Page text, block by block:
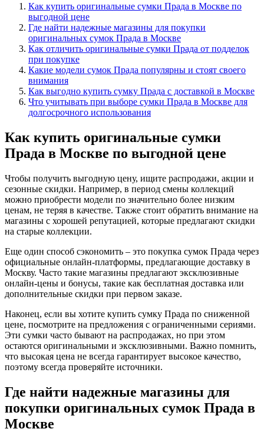
Как купить оригинальные сумки Прада в Москве по
выгодной цене
Где найти надежные магазины для покупки
оригинальных сумок Прада в Москве
Как отличить оригинальные сумки Прада от подделок
при покупке
Какие модели сумок Прада популярны и стоят своего
внимания
Как выгодно купить сумку Прада с доставкой в Москве
Что учитывать при выборе сумки Прада в Москве для
долгосрочного использования
Как купить оригинальные сумки
Прада в Москве по выгодной цене
Чтобы получить выгодную цену, ищите распродажи, акции и
сезонные скидки. Например, в период смены коллекций
можно приобрести модели по значительно более низким
ценам, не теряя в качестве. Также стоит обратить внимание на
магазины с хорошей репутацией, которые предлагают скидки
на старые коллекции.
Еще один способ сэкономить – это покупка сумок Прада через
официальные онлайн-платформы, предлагающие доставку в
Москву. Часто такие магазины предлагают эксклюзивные
онлайн-цены и бонусы, такие как бесплатная доставка или
дополнительные скидки при первом заказе.
Наконец, если вы хотите купить сумку Прада по сниженной
цене, посмотрите на предложения с ограниченными сериями.
Эти сумки часто бывают на распродажах, но при этом
остаются оригинальными и эксклюзивными. Важно помнить,
что высокая цена не всегда гарантирует высокое качество,
поэтому всегда проверяйте источники.
Где найти надежные магазины для
покупки оригинальных сумок Прада в
Москве